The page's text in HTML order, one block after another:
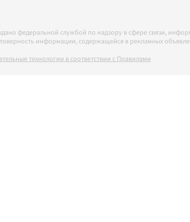
федеральной службой по надзору в сфере связи,
информации, содержащейся в рекламных
технологии в соответствии с Правилами